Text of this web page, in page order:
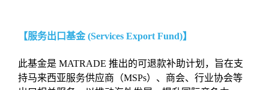
【服务出口基金 (Services Export Fund)】
此基金是 MATRADE 推出的可退款补助计划，旨在支
持马来西亚服务供应商（MSPs）、商会、行业协会等